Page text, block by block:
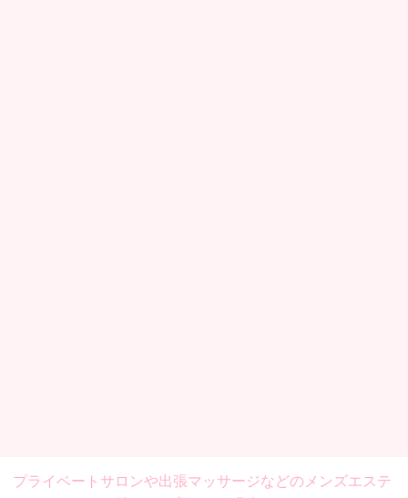
プライベートサロンや出張マッサージなどの メンズエステ